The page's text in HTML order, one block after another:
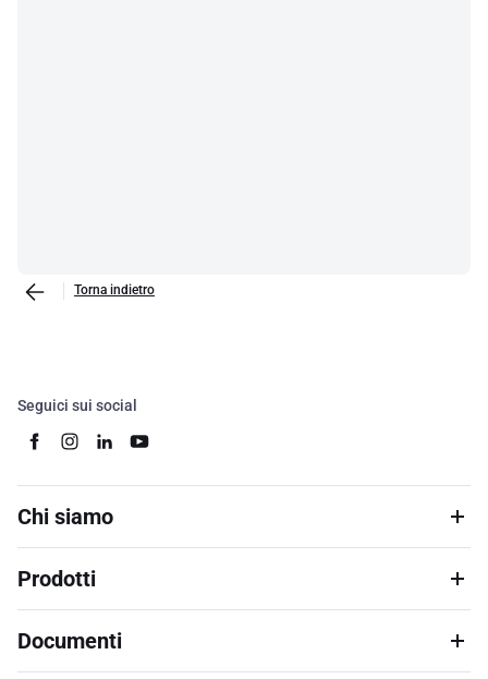
Torna indietro
Seguici sui social
Chi siamo
Prodotti
Documenti